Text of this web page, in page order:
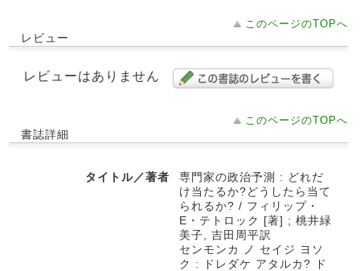
このページのTOPへ
レビュー
レビューはありません
このページのTOPへ
書誌詳細
タイトル／著者
専門家の政治予測 : どれだ
け当たるか?どうしたら当て
られるか? / フィリップ・
E・テトロック [著] ; 桃井緑
美子, 吉田周平訳
センモンカ ノ セイジ ヨソ
ク : ドレダケ アタルカ? ド